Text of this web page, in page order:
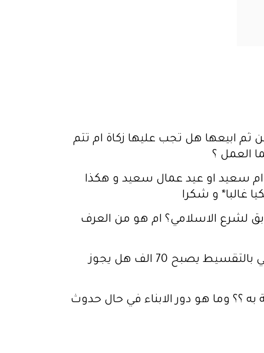
ثم ابيعها هل تجب عليها زكاة ام تتم
العمل ؟
ام سعيد او عيد عمال سعيد و هكذا
غالبا* و شكرا
لشرع الاسلامي؟ ام هو من العرف
السلام عليكم هل يجوز شراء سيارة ثمنها في المعرض مثلا 60 الف وثمنها في البنك الاسلامي بالتقسيط يصبح 70 الف هل يجوز
به ؟؟ وما هو دور الابناء في حال حدوث